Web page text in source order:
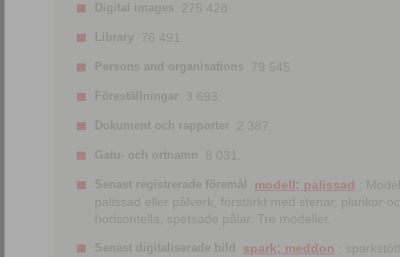
Digital images 275 428.
Library 76 491.
Persons and organisations 79 545.
Föreställningar 3 693.
Dokument och rapporter 2 387.
Gatu- och ortnamn 8 031.
Senast registrerade föremål modell; palissad
;
palissad eller pålverk, förstärkt med stenar, plankor
horisontella, spetsade pålar. Tre modeller.
Senast digitaliserade bild spark; meddon ;